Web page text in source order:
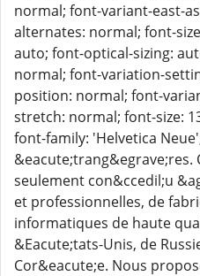
normal; font-variant-east-
alternates: normal; font-
auto; font-optical-sizing:
normal; font-variation-
position: normal; font-
stretch: normal; font-size:
font-family: 'Helvetica
&eacute;trang&egrave;res.
seulement con&ccedil;u
et professionnelles, de
informatiques de haute
&Eacute;tats-Unis, de
Cor&eacute;e. Nous